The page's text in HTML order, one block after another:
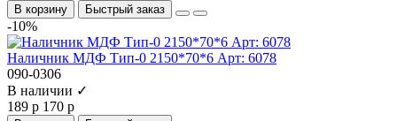
В корзину Быстрый заказ
-10%
Наличник МДФ Тип-0 2150*70*6 Арт: 6078
090-0306
В наличии ✓
189 р 170 р